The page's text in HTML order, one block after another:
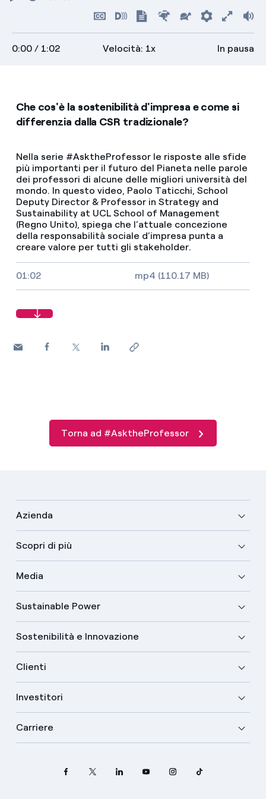
Riproduci
TornaIndietro
Avanti
Nascondi
sottotitoli
Attiva
audiodescrizioni
Mostra
trascrizione
Più
veloce
Più
lento
Attiva
intero
0:00 / 1:02 Velocità: 1x In pausa
Che cos'è la sostenibilità d'impresa e come si
differenzia dalla CSR tradizionale?
Nella serie #AsktheProfessor le risposte alle sfide
più importanti per il futuro del Pianeta nelle parole
dei professori di alcune delle migliori università del
mondo. In questo video, Paolo Taticchi, School
Deputy Director & Professor in Strategy and
Sustainability at UCL School of Management
(Regno Unito), spiega che l’attuale concezione
della responsabilità sociale d’impresa punta a
creare valore per tutti gli stakeholder.
Video size, duration and file type
01:02 mp4 (110.17 MB)
Torna ad #AsktheProfessor
Azienda
Scopri di più
Media
Sustainable Power
Sostenibilità e Innovazione
Clienti
Investitori
Carriere